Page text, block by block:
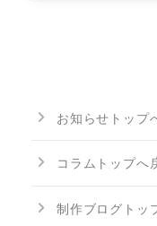
お知らせトップ
コラムトップへ
制作ブログトッ